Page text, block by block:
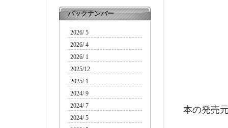
バックナンバー
2026/ 5
2026/ 4
2026/ 1
2025/12
2025/ 1
2024/ 9
2024/ 7
2024/ 5
本の発売